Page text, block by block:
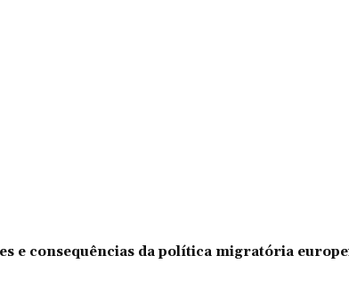
e consequências da política migratória